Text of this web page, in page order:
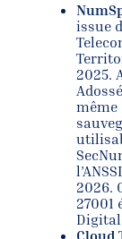
issue
2025.
même
2026.
27001
Cloud